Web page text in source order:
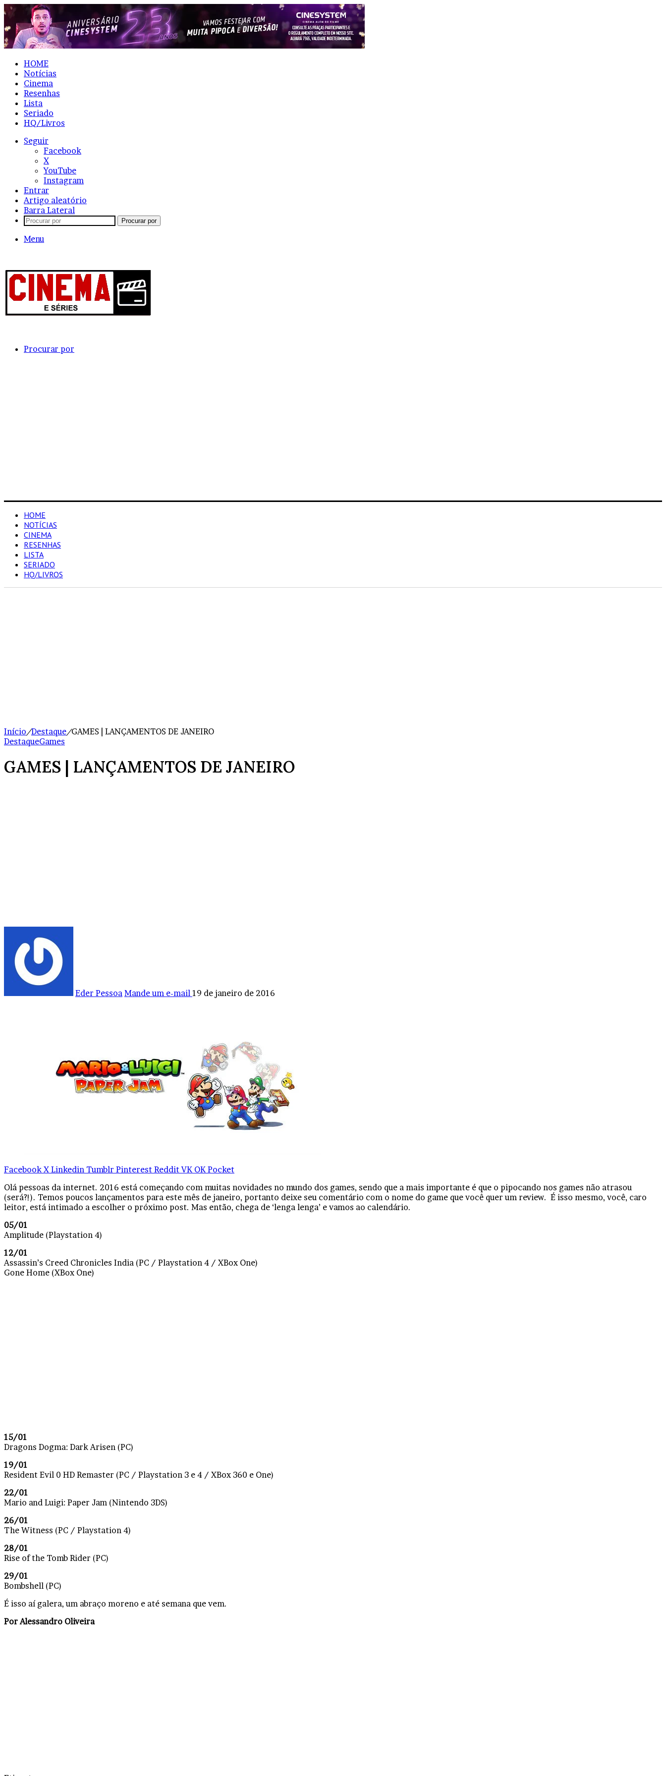
HOME
Notícias
Cinema
Resenhas
Lista
Seriado
HQ/Livros
Seguir
Facebook
X
YouTube
Instagram
Entrar
Artigo aleatório
Barra Lateral
Procurar por
Menu
Procurar por
HOME
NOTÍCIAS
CINEMA
RESENHAS
LISTA
SERIADO
HQ/LIVROS
Início/Destaque/GAMES | LANÇAMENTOS DE JANEIRO
DestaqueGames
GAMES | LANÇAMENTOS DE JANEIRO
Eder Pessoa Mande um e-mail 19 de janeiro de 2016
Facebook X Linkedin Tumblr Pinterest Reddit VK OK Pocket
Olá pessoas da internet. 2016 está começando com muitas novidades no mundo dos games, sendo que a mais importante é que o pipocando nos games não atrasou
(será?!). Temos poucos lançamentos para este mês de janeiro, portanto deixe seu comentário com o nome do game que você quer um review. É isso mesmo, você, caro
leitor, está intimado a escolher o próximo post. Mas então, chega de ‘lenga lenga’ e vamos ao calendário.
05/01
Amplitude (Playstation 4)
12/01
Assassin’s Creed Chronicles India (PC / Playstation 4 / XBox One)
Gone Home (XBox One)
15/01
Dragons Dogma: Dark Arisen (PC)
19/01
Resident Evil 0 HD Remaster (PC / Playstation 3 e 4 / XBox 360 e One)
22/01
Mario and Luigi: Paper Jam (Nintendo 3DS)
26/01
The Witness (PC / Playstation 4)
28/01
Rise of the Tomb Rider (PC)
29/01
Bombshell (PC)
É isso aí galera, um abraço moreno e até semana que vem.
Por Alessandro Oliveira